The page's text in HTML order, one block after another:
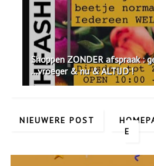
Shoppen ZONDER afspraak :
...vroeger & nu & ALTIJD !
NIEUWERE POST
E